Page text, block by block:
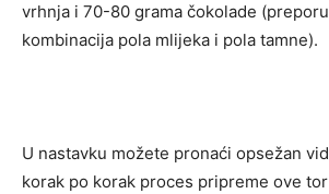
vrhnja i 70-80 grama čokolade
kombinacija pola mlijeka i pola tamne).
U nastavku možete pronaći opsežan
korak po korak proces pripreme ove